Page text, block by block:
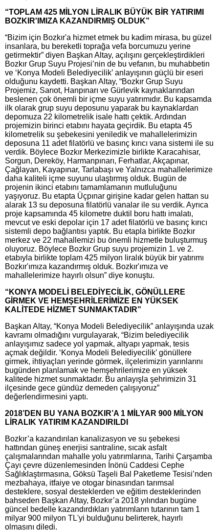
“TOPLAM 425 MİLYON LİRALIK BÜYÜK BİR YATIRIMI
BOZKIR'IMIZA KAZANDIRMIŞ OLDUK”
“Bizim için Bozkır'a hizmet etmek bu kadim mirasa, bu güzel
insanlara, bu bereketli toprağa vefa borcumuzu yerine
getirmektir” diyen Başkan Altay, açılışını gerçekleştirdikleri
Bozkır Grup Suyu Projesi’nin de bu vefanın, bu muhabbetin
ve ‘Konya Modeli Belediyecilik’ anlayışının güçlü bir eseri
olduğunu kaydetti. Başkan Altay, “Bozkır Grup Suyu
Projemiz, Sarıot, Hanpınarı ve Gürlevik kaynaklarından
beslenen çok önemli bir içme suyu yatırımıdır. Bu kapsamda
ilk olarak grup suyu deposunu yaparak bu kaynaklardan
depomuza 22 kilometrelik isale hattı çektik. Ardından
projemizin birinci etabını hayata geçirdik. Bu etapta 45
kilometrelik su şebekesini yeniledik ve mahallelerimizin
deposuna 11 adet filatörlü ve basınç kırıcı vana sistemi ile su
verdik. Böylece Bozkır Merkezimizle birlikte Karacahisar,
Sorgun, Dereköy, Harmanpınarı, Ferhatlar, Akçapınar,
Çağlayan, Kayapınar, Tarlabaşı ve Yalnızca mahallelerimize
daha kaliteli içme suyunu ulaştırmış olduk. Bugün de
projenin ikinci etabını tamamlamanın mutluluğunu
yaşıyoruz. Bu etapta Üçpınar girişine kadar gelen hattan su
alarak 13 su deposuna filatörlü vanalar ile su verdik. Ayrıca
proje kapsamında 45 kilometre duktil boru hattı imalatı,
mevcut ve eski depolar için 17 adet filatörlü ve basınç kırıcı
sistemli depo bağlantısı yaptık. Bu etapla birlikte Bozkır
merkez ve 22 mahallemizi bu önemli hizmetle buluşturmuş
oluyoruz. Böylece Bozkır Grup suyu projemizin 1. ve 2.
etabıyla birlikte toplam 425 milyon liralık büyük bir yatırımı
Bozkır'ımıza kazandırmış olduk. Bozkır'ımıza ve
mahallelerimize hayırlı olsun” diye konuştu.
“KONYA MODELİ BELEDİYECİLİK, GÖNÜLLERE
GİRMEK VE HEMŞEHRİLERİMİZE EN YÜKSEK
KALİTEDE HİZMET SUNMAKTADIR”
Başkan Altay, “Konya Modeli Belediyecilik” anlayışında uzak
kavramı olmadığını vurgulayarak, “Bizim belediyecilik
anlayışımız sadece yol yapmak, altyapı yapmak, tesis
açmak değildir. ‘Konya Modeli Belediyecilik’ gönüllere
girmek, ihtiyaçları yerinde görmek, ilçelerimizin yarınlarını
bugünden planlamak ve hemşehrilerimize en yüksek
kalitede hizmet sunmaktadır. Bu anlayışla şehrimizin 31
ilçesinde gece gündüz demeden çalışıyoruz”
değerlendirmesini yaptı.
2018’DEN BU YANA BOZKIR’A 1 MİLYAR 900 MİLYON
LİRALIK YATIRIM KAZANDIRILDI
Bozkır’a kazandırılan kanalizasyon ve su şebekesi
hattından güneş enerjisi santraline, sıcak asfalt
çalışmalarından mahalle yolu yatırımlarına, Tarihi Çarşamba
Çayı çevre düzenlemesinden İnönü Caddesi Cephe
Sağlıklaştırmasına, Göksü Taşeli Bal Paketleme Tesisi’nden
mezbahaya, itfaiye ve otogar binasından tarımsal
desteklere, sosyal desteklerden ve eğitim desteklerinden
bahseden Başkan Altay, Bozkır’a 2018 yılından bugüne
güncel bedelle kazandırdıkları yatırımların tutarının tam 1
milyar 900 milyon TL'yi bulduğunu belirterek, hayırlı
olmasını diledi.